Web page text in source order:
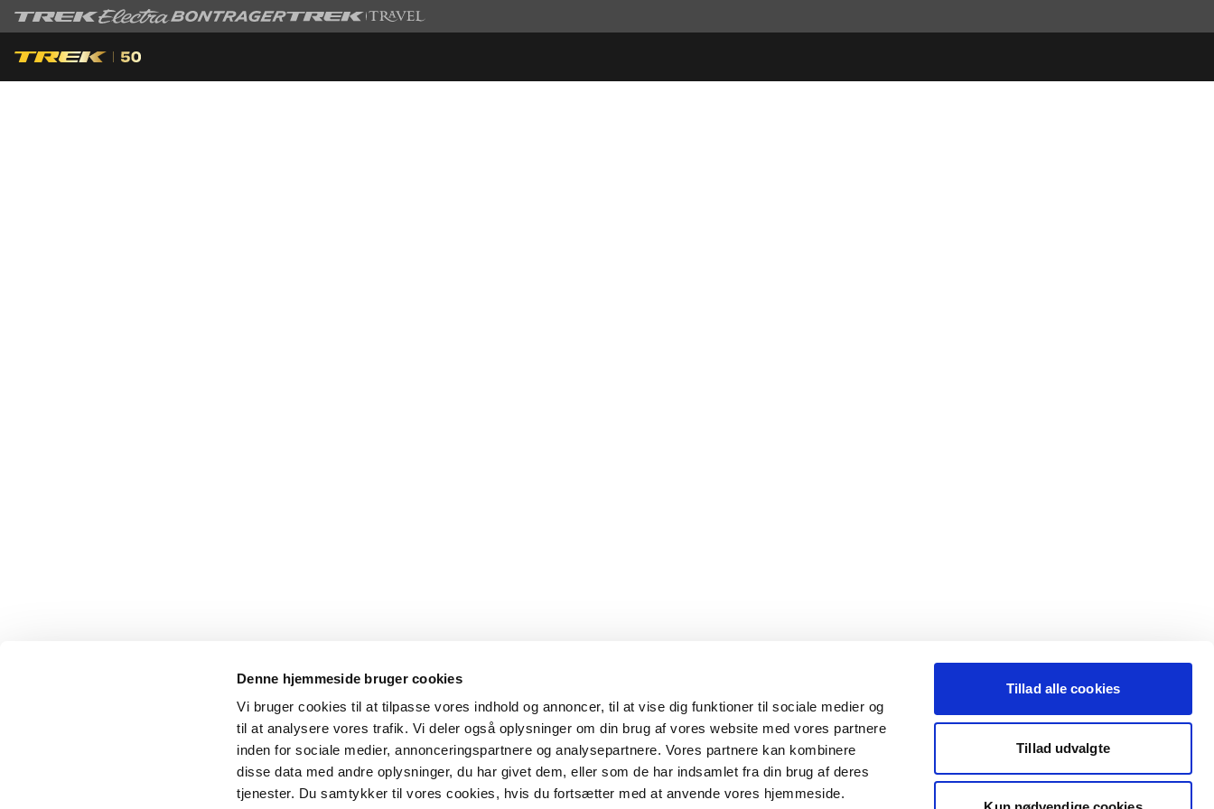
Denne hjemmeside bruger cookies
Vi bruger cookies til at tilpasse vores indhold og annoncer, til at vise dig funktioner til sociale medier og
til at analysere vores trafik. Vi deler også oplysninger om din brug af vores website med vores partnere
inden for sociale medier, annonceringspartnere og analysepartnere. Vores partnere kan kombinere
disse data med andre oplysninger, du har givet dem, eller som de har indsamlet fra din brug af deres
tjenester. Du samtykker til vores cookies, hvis du fortsætter med at anvende vores hjemmeside.
Tillad alle cookies
Tillad udvalgte